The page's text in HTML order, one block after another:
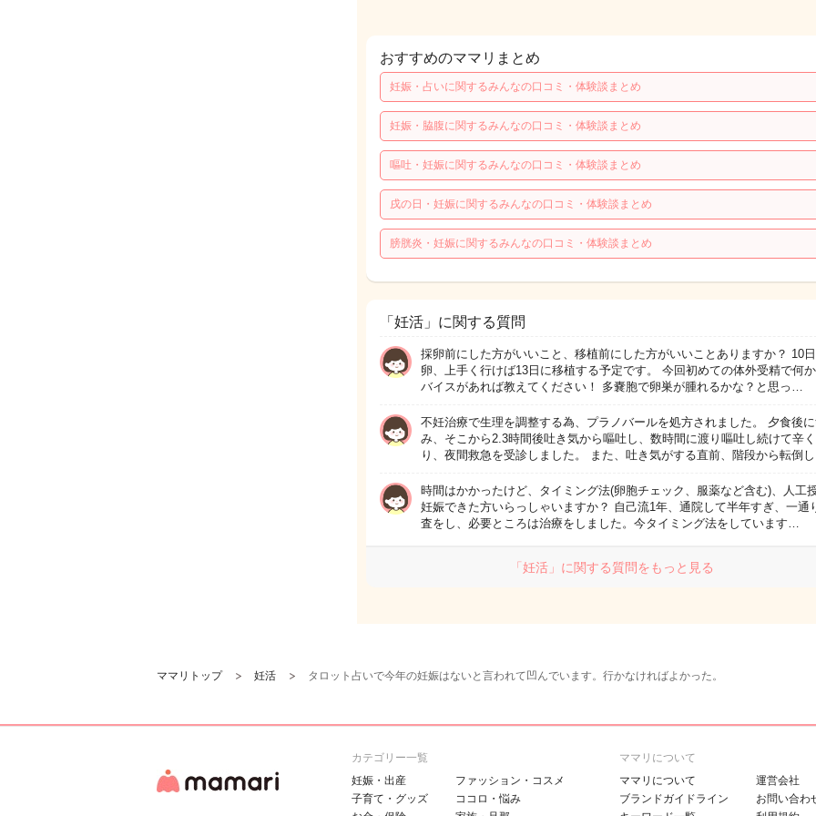
おすすめのママリまとめ
妊娠・占いに関するみんなの口コミ・体験談まとめ
妊娠・脇腹に関するみんなの口コミ・体験談まとめ
嘔吐・妊娠に関するみんなの口コミ・体験談まとめ
戌の日・妊娠に関するみんなの口コミ・体験談まとめ
膀胱炎・妊娠に関するみんなの口コミ・体験談まとめ
「妊活」に関する質問
採卵前にした方がいいこと、移植前にした方がいいことありますか？ 10
卵、上手く行けば13日に移植する予定です。 今回初めての体外受精で何
バイスがあれば教えてください！ 多嚢胞で卵巣が腫れるかな？と思っ…
不妊治療で生理を調整する為、プラノバールを処方されました。 夕食後
み、そこから2.3時間後吐き気から嘔吐し、数時間に渡り嘔吐し続けて辛
り、夜間救急を受診しました。 また、吐き気がする直前、階段から転倒
時間はかかったけど、タイミング法(卵胞チェック、服薬など含む)、人工
妊娠できた方いらっしゃいますか？ 自己流1年、通院して半年すぎ、一通
査をし、必要ところは治療をしました。今タイミング法をしています…
「妊活」に関する質問をもっと見る
ママリトップ 妊活 タロット占いで今年の妊娠はないと言われて凹んでいます。行かなければよかった。
カテゴリー一覧
妊娠・出産
子育て・グッズ
ファッション・コスメ
ココロ・悩み
ママリについて
ママリについて
ブランドガイドライン
運営会社
お問い合わ